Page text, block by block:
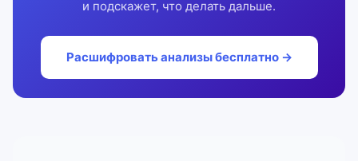
и подскажет, что делать дальше.
Расшифровать анализы бесплатно →